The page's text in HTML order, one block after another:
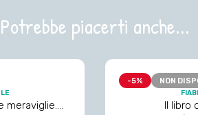
Potrebbe piacerti anche...
meraviglie.
-5% NON
Il libro